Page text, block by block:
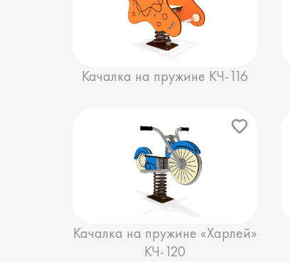
Качалка на пружине КЧ-116
Качалка на пружине «Харлей»
КЧ-120